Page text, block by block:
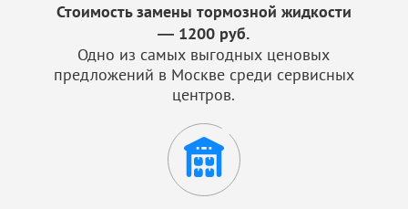
Стоимость замены тормозной жидкости
— 1200 руб.
Одно из самых выгодных ценовых
предложений в Москве среди сервисных
центров.